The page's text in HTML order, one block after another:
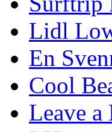
Lidl
En
Cool
Leave a